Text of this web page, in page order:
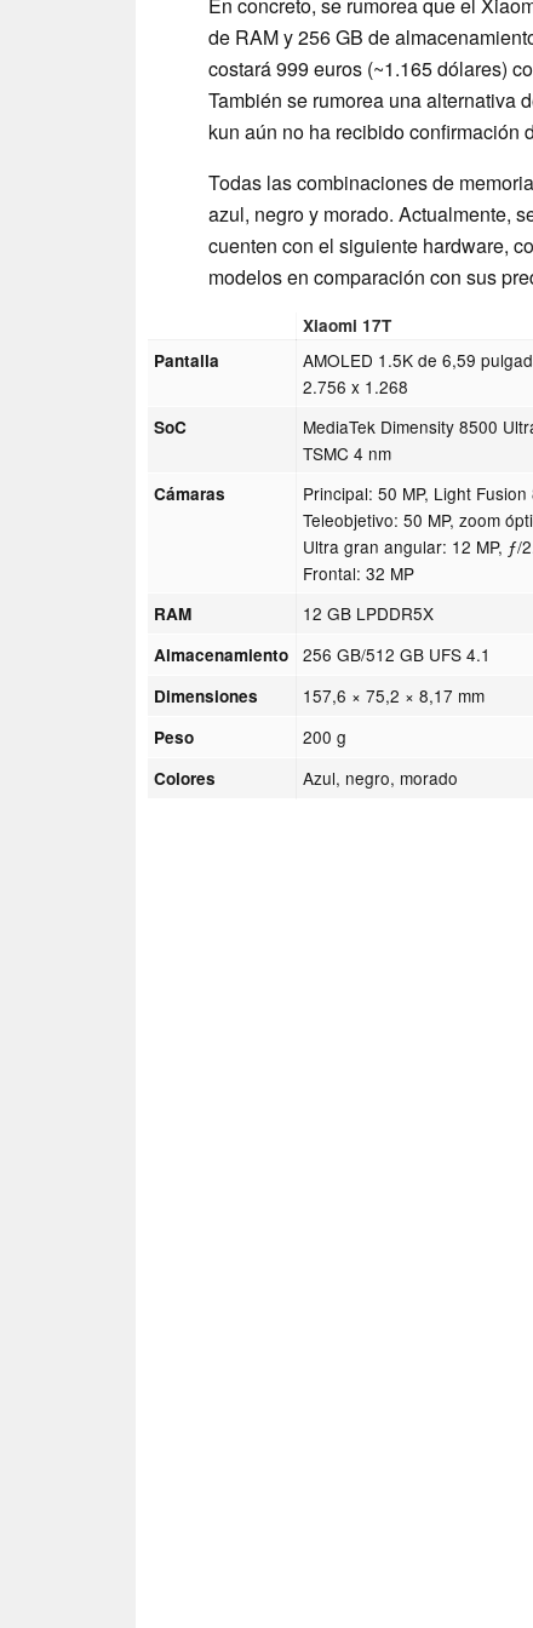
de RAM y 256 GB de
costará 999 euros (~1.165 dólares)
También se rumorea una alternativa
kun aún no ha recibido confirmación
Todas las combinaciones de
azul, negro y morado. Actualmente,
cuenten con el siguiente hardware,
modelos en comparación con sus
Xiaomi 17T
Pantalla
AMOLED 1.5K de 6,59
2.756 x 1.268
SoC
MediaTek Dimensity 8500
TSMC 4 nm
Cámaras
Principal: 50 MP, Light
Teleobjetivo: 50 MP, zoom
Ultra gran angular: 12 MP, ƒ/
Frontal: 32 MP
RAM 12 GB LPDDR5X
Almacenamiento 256 GB/512 GB UFS 4.1
Dimensiones 157,6 × 75,2 × 8,17 mm
Peso 200 g
Colores Azul, negro, morado